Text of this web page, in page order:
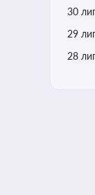
30
29
28